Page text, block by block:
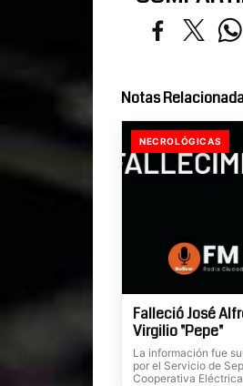
Notas
NECROLÓGICAS
Falleció José
Virgilio "Pepe"
La información fue
por el Servicio de
Cooperativa